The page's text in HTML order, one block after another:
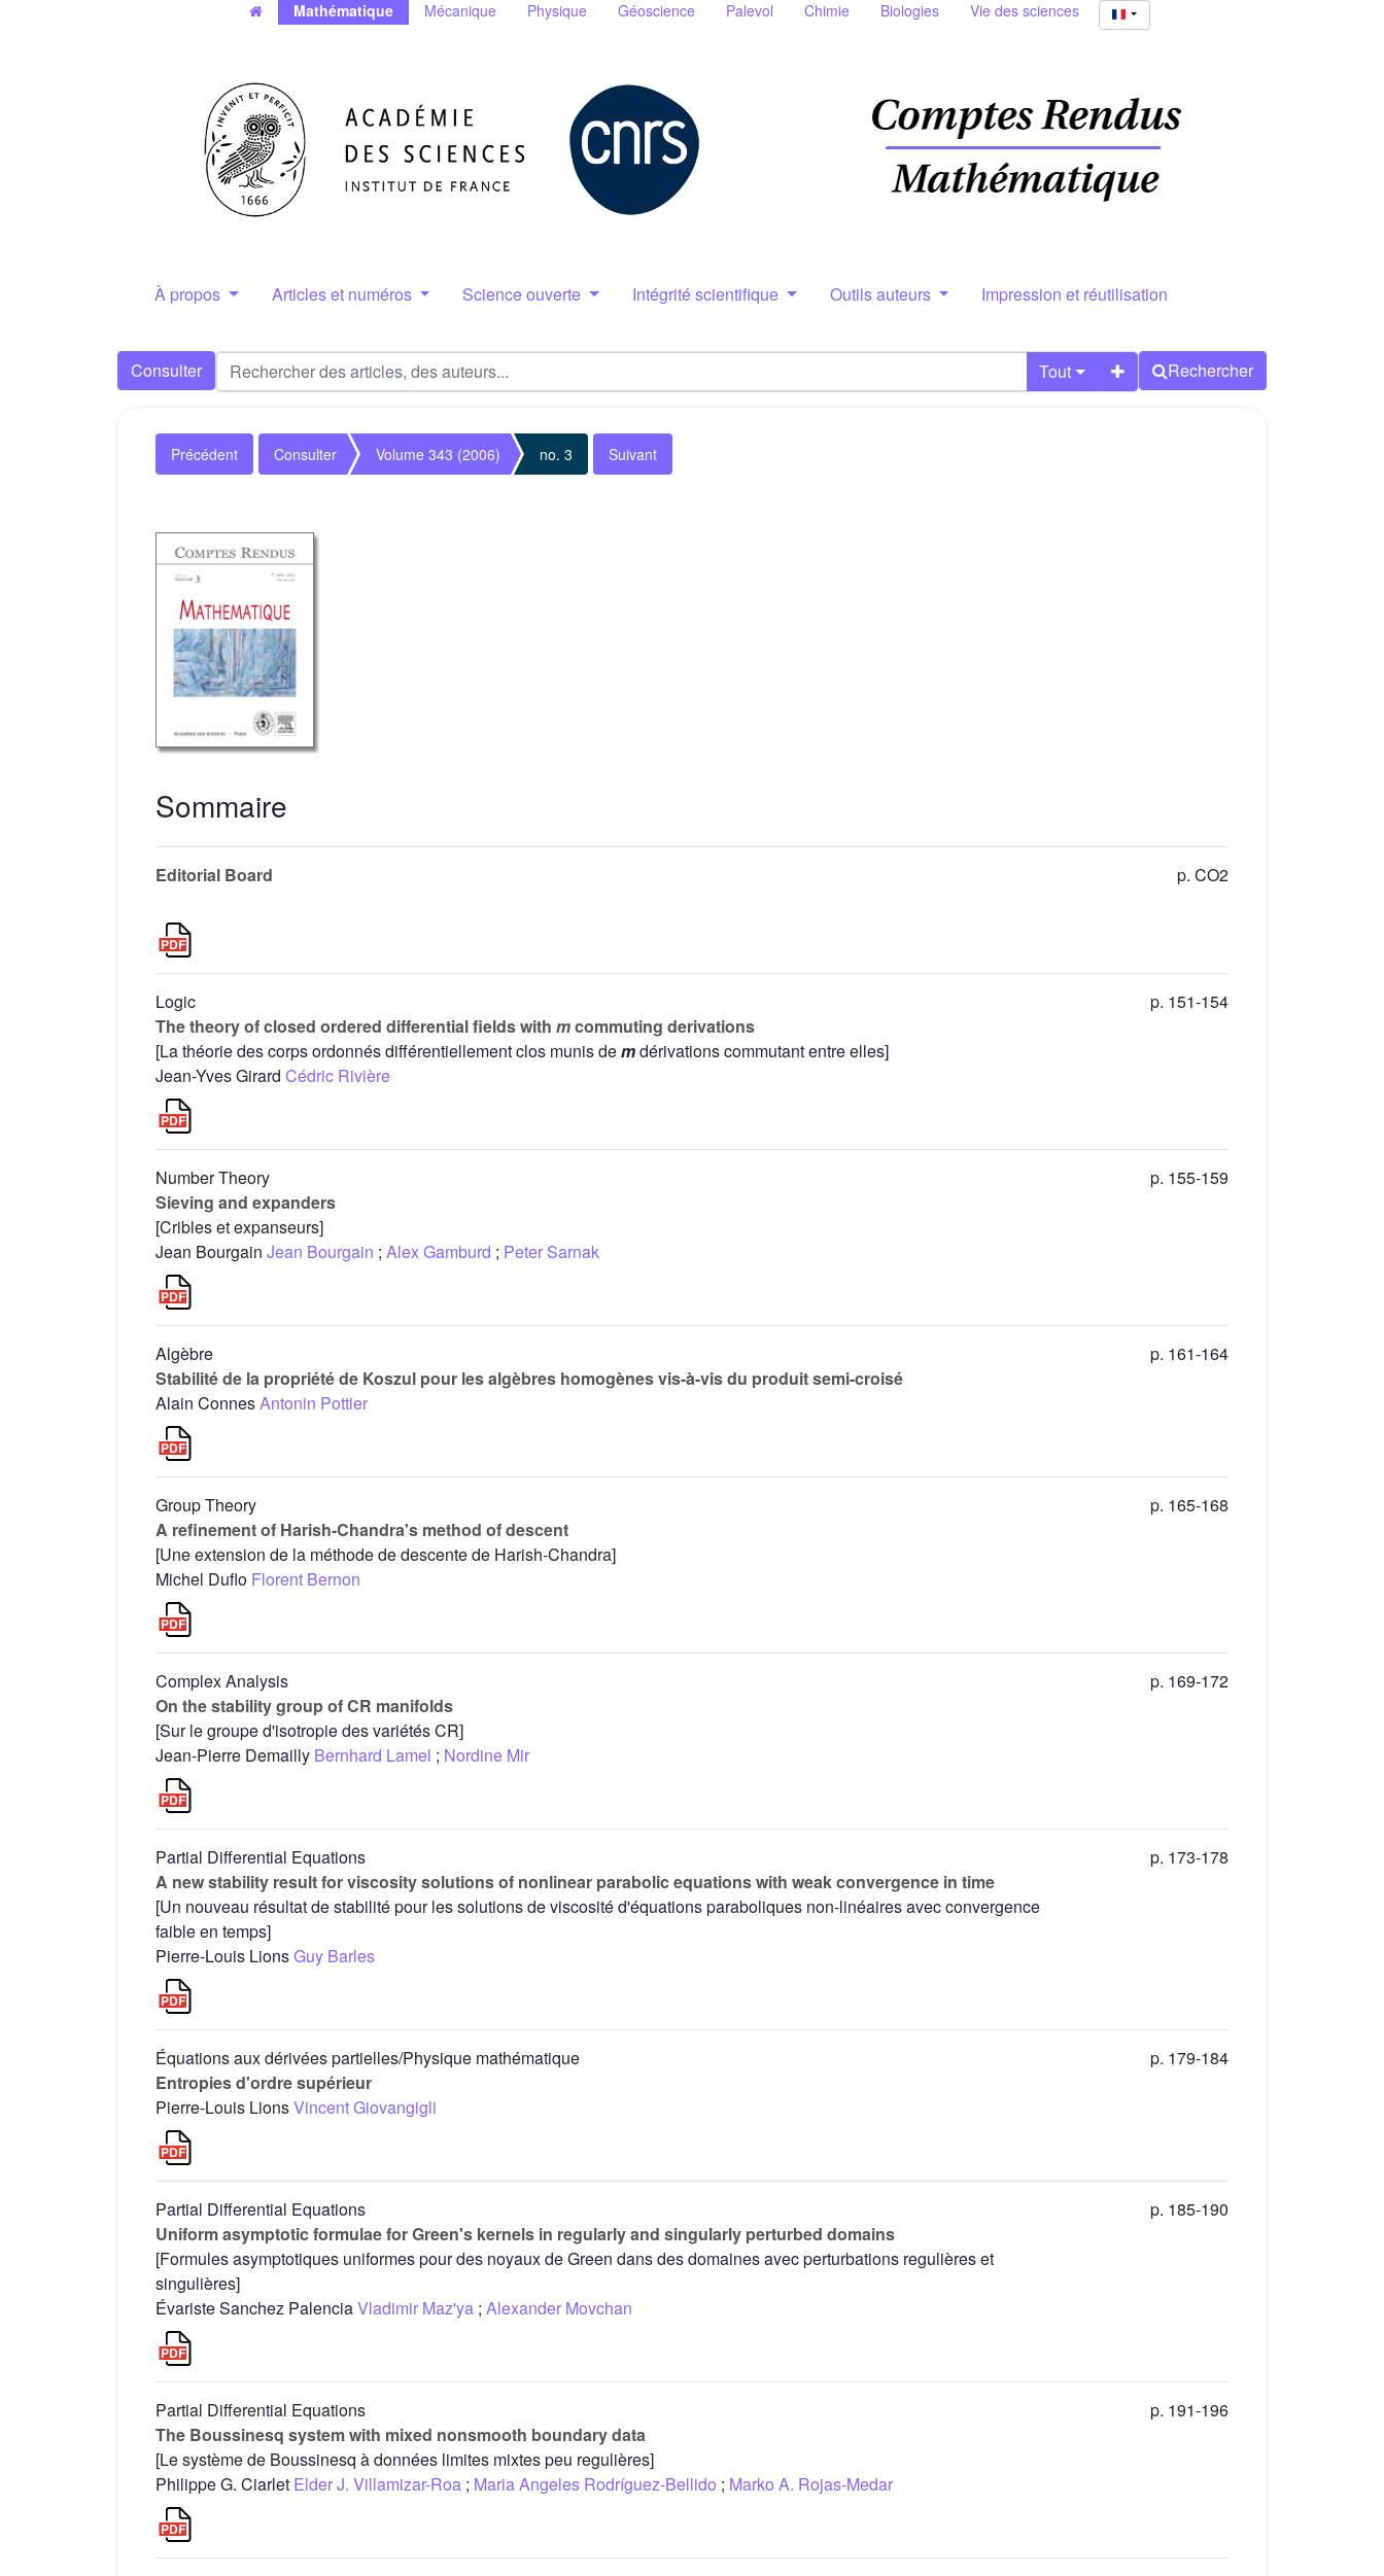
Mathématique Mécanique Physique Géoscience Palevol Chimie Biologies Vie des sciences
À propos Articles et numéros Science ouverte Intégrité scientifique Outils auteurs Impression et réutilisation
Consulter Tout Rechercher
Précédent Consulter Volume 343 (2006) no. 3 Suivant
Sommaire
Editorial Board p. CO2
Logic
The theory of closed ordered differential fields with mcommuting derivations
[La théorie des corps ordonnés différentiellement clos munis demdérivations commutant entre elles]
Jean-Yves Girard Cédric Rivière
p. 151-154
Number Theory
Sieving and expanders
[Cribles et expanseurs]
Jean Bourgain Jean Bourgain ; Alex Gamburd ; Peter Sarnak
p. 155-159
Algèbre
Stabilité de la propriété de Koszul pour les algèbres homogènes vis-à-vis du produit semi-croisé
Alain ConnesAntonin Pottier
p. 161-164
Group Theory
A refinement of Harish-Chandra's method of descent
[Une extension de la méthode de descente de Harish-Chandra]
Michel Duflo Florent Bernon
p. 165-168
Complex Analysis
On the stability group of CR manifolds
[Sur le groupe d'isotropie des variétés CR]
Jean-Pierre Demailly Bernhard Lamel ; Nordine Mir
p. 169-172
Partial Differential Equations
A new stability result for viscosity solutions of nonlinear parabolic equations with weak convergence in time
[Un nouveau résultat de stabilité pour les solutions de viscosité d'équations paraboliques non-linéaires avec convergence
faible en temps]
Pierre-Louis LionsGuy Barles
p. 173-178
Équations aux dérivées partielles/Physique mathématique
Entropies d'ordre supérieur
Pierre-Louis LionsVincent Giovangigli
p. 179-184
Partial Differential Equations
Uniform asymptotic formulae for Green's kernels in regularly and singularly perturbed domains
[Formules asymptotiques uniformes pour des noyaux de Green dans des domaines avec perturbations regulières et
singulières]
Évariste Sanchez PalenciaVladimir Maz'ya ; Alexander Movchan
p. 185-190
Partial Differential Equations
The Boussinesq system with mixed nonsmooth boundary data
[Le système de Boussinesq à données limites mixtes peu regulières]
Philippe G. Ciarlet Elder J. Villamizar-Roa ; Maria Angeles Rodríguez-Bellido ; Marko A. Rojas-Medar
p. 191-196